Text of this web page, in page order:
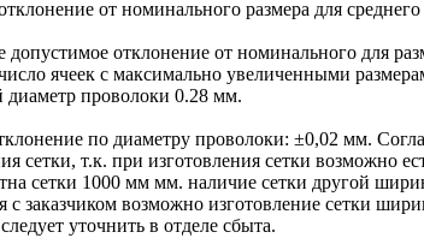
от номинального размера для
отклонение от номинального для
ячеек с максимально увеличенными
проволоки 0.28 мм.
по диаметру проволоки: ±0,02 мм.
сетки, т.к. при изготовления сетки возможно
сетки 1000 мм мм. наличие сетки другой
с заказчиком возможно изготовление сетки
уточнить в отделе сбыта.